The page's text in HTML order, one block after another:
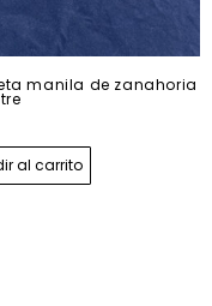
manila de zanahoria
al carrito